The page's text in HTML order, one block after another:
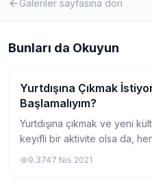
Galeriler sayfasına dön
Bunları da Okuyun
Gezi
Yurtdışına Çıkmak
Başlamalıyım?
Yurtdışına çıkmak ve yeni
keyifli bir aktivite olsa da,
9.3747 Nis 2021